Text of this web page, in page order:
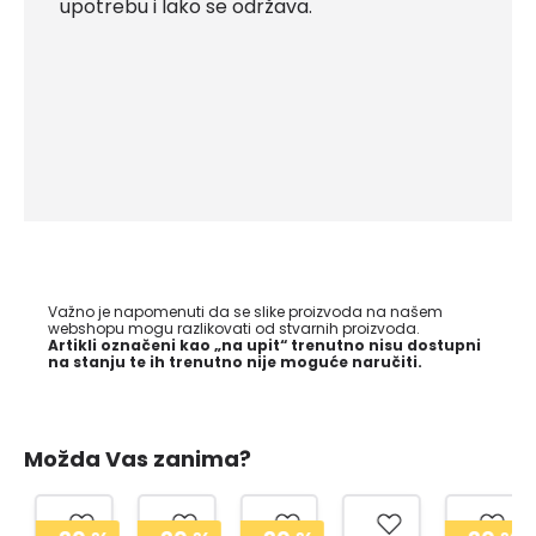
upotrebu i lako se održava.
Važno je napomenuti da se slike proizvoda na našem
webshopu mogu razlikovati od stvarnih proizvoda.
Artikli označeni kao „na upit“ trenutno nisu dostupni
na stanju te ih trenutno nije moguće naručiti.
Možda Vas zanima?